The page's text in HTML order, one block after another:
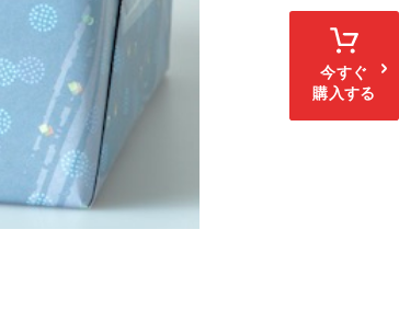
今すぐ
購入する